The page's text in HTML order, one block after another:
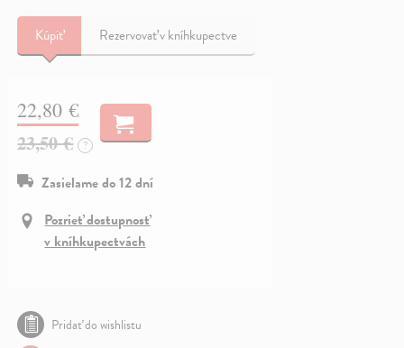
Kúpiť Rezervovať v kníhkupectve
22,80 €
23,50 € ?
Zasielame do 12 dní
Pozrieť dostupnosť
v kníhkupectvách
Pridať do wishlistu